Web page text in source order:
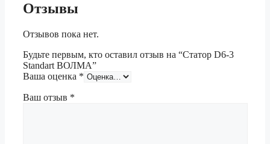
Отзывы
Отзывов пока нет.
Будьте первым, кто оставил отзыв на “Статор D6-3
Standart ВОЛМА”
Ваша оценка *
Ваш отзыв *